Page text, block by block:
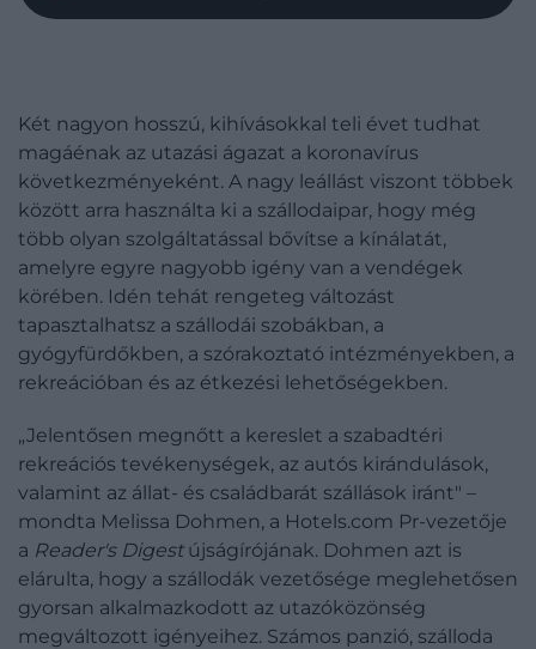
Két nagyon hosszú, kihívásokkal teli évet tudhat
magáénak az utazási ágazat a koronavírus
következményeként. A nagy leállást viszont többek
között arra használta ki a szállodaipar, hogy még
több olyan szolgáltatással bővítse a kínálatát,
amelyre egyre nagyobb igény van a vendégek
körében. Idén tehát rengeteg változást
tapasztalhatsz a szállodái szobákban, a
gyógyfürdőkben, a szórakoztató intézményekben, a
rekreációban és az étkezési lehetőségekben.
„Jelentősen megnőtt a kereslet a szabadtéri
rekreációs tevékenységek, az autós kirándulások,
valamint az állat- és családbarát szállások iránt" –
mondta Melissa Dohmen, a Hotels.com Pr-vezetője
a Reader's Digestújságírójának. Dohmen azt is
elárulta, hogy a szállodák vezetősége meglehetősen
gyorsan alkalmazkodott az utazóközönség
megváltozott igényeihez. Számos panzió, szálloda